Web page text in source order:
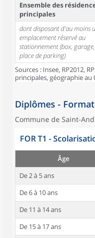
Ensemble des
principales
dont disposant d'au moins
emplacement réservé au
stationnement (box, garage,
place de parking)
Sources : Insee, RP2012,
principales, géographie au
Diplômes -
Commune de Saint-
FOR T1 -
Âge
De 2 à 5 ans
De 6 à 10 ans
De 11 à 14 ans
De 15 à 17 ans